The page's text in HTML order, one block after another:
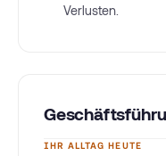
Verlusten.
IHR ALLTAG HEUTE